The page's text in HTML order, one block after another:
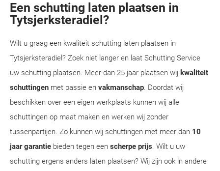
Een schutting laten plaatsen in
Tytsjerksteradiel?
Wilt u graag een kwaliteit schutting laten plaatsen in
Tytsjerksteradiel? Zoek niet langer en laat Schutting Service
uw schutting plaatsen. Meer dan 25 jaar plaatsen wij kwaliteit
schuttingen met passie en vakmanschap. Doordat wij
beschikken over een eigen werkplaats kunnen wij alle
schuttingen op maat maken en werken wij zonder
tussenpartijen. Zo kunnen wij schuttingen met meer dan 10
jaar garantie bieden tegen een scherpe prijs. Wilt u uw
schutting ergens anders laten plaatsen? Wij zijn ook in andere